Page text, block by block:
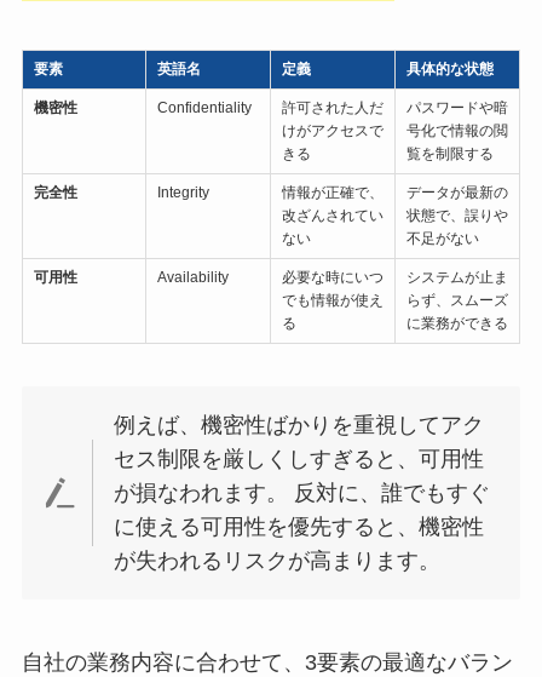
要素 英語名 定義 具体的な状態
機密性 Confidentiality
許可された人だ
けがアクセスで
きる
パスワードや暗
号化で情報の閲
覧を制限する
完全性 Integrity
情報が正確で、
改ざんされてい
ない
データが最新の
状態で、誤りや
不足がない
可用性 Availability
必要な時にいつ
でも情報が使え
る
システムが止ま
らず、スムーズ
に業務ができる
例えば、機密性ばかりを重視してアク
セス制限を厳しくしすぎると、可用性
が損なわれます。 反対に、誰でもすぐ
に使える可用性を優先すると、機密性
が失われるリスクが高まります。
自社の業務内容に合わせて、3要素の最適なバラン